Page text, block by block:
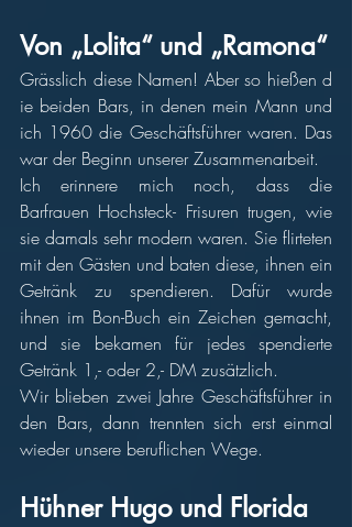
Von „Lolita“ und „Ramona“
Grässlich diese Namen! Aber so hießen d
ie beiden Bars, in denen mein Mann und
ich 1960 die Geschäftsführer waren. Das
war der Beginn unserer Zusammenarbeit.
Ich erinnere mich noch, dass die
Barfrauen Hochsteck- Frisuren trugen, wie
sie damals sehr modern waren. Sie flirteten
mit den Gästen und baten diese, ihnen ein
Getränk zu spendieren. Dafür wurde
ihnen im Bon-Buch ein Zeichen gemacht,
und sie bekamen für jedes spendierte
Getränk 1,- oder 2,- DM zusätzlich.
Wir blieben zwei Jahre Geschäftsführer in
den Bars, dann trennten sich erst einmal
wieder unsere beruflichen Wege.
Hühner Hugo und Florida